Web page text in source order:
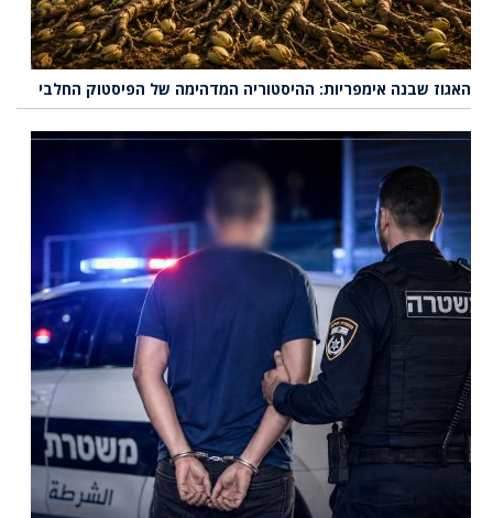
האגוז שבנה אימפריות: ההיסטוריה המדהימה של הפיסטוק החלבי